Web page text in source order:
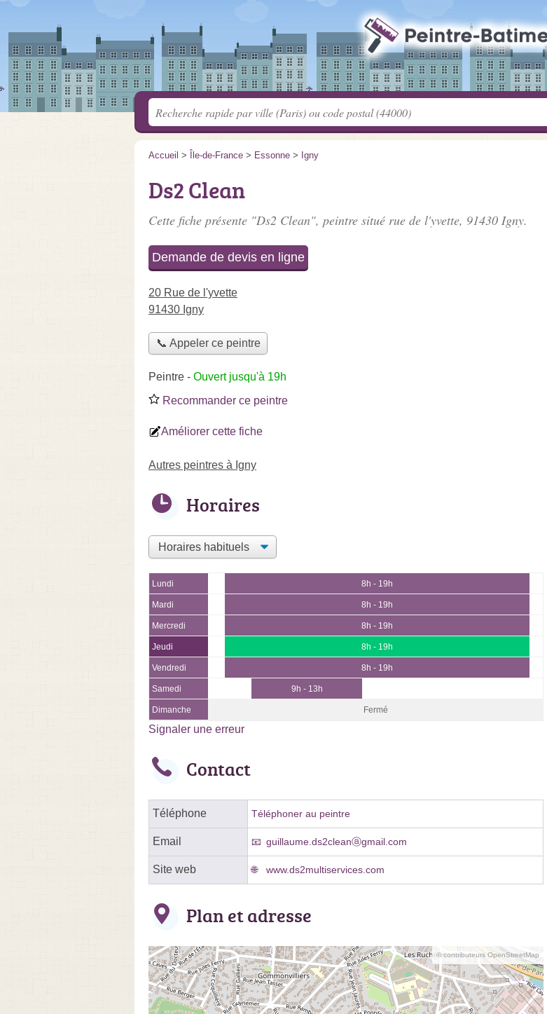
Accueil > Île-de-France > Essonne > Igny
Ds2 Clean
Cette fiche présente "Ds2 Clean", peintre situé rue de l'yvette, 91430 Igny.
Demande de devis en ligne
20 Rue de l'yvette
91430 Igny
📞 Appeler ce peintre
Peintre - Ouvert jusqu'à 19h
Recommander ce peintre
Améliorer cette fiche
Autres peintres à Igny
Horaires
Lundi 8h - 19h
Mardi 8h - 19h
Mercredi 8h - 19h
Jeudi 8h - 19h
Vendredi 8h - 19h
Samedi 9h - 13h
Dimanche Fermé
Signaler une erreur
Contact
Téléphone Téléphoner au peintre
Email guillaume.ds2cleanⓐgmail.com
Site web www.ds2multiservices.com
Plan et adresse
© contributeurs OpenStreetMap